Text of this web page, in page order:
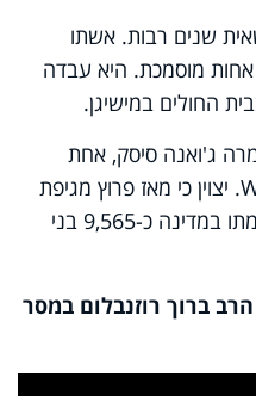
משאית שנים רבות. אשתו
היתה אחות מוסמכת. היא עבדה
ג'ואנה סיסק, אחת
. יצוין כי מאז פרוץ מגיפת
הקורונה לפני כעשרה חודשים, מתו במדינה כ-9,565 בני
ברוך רוזנבלום במסר
This